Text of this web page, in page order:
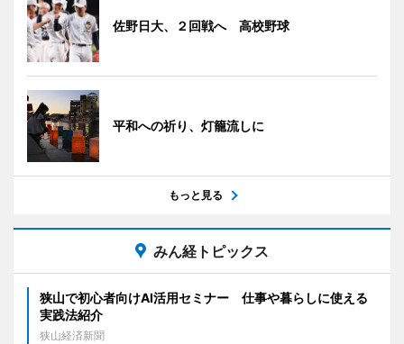
佐野日大、２回戦へ 高校野球
平和への祈り、灯籠流しに
もっと見る
みん経トピックス
狭山で初心者向けAI活用セミナー 仕事や暮らしに使える
実践法紹介
狭山経済新聞